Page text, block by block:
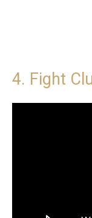
4. Fight